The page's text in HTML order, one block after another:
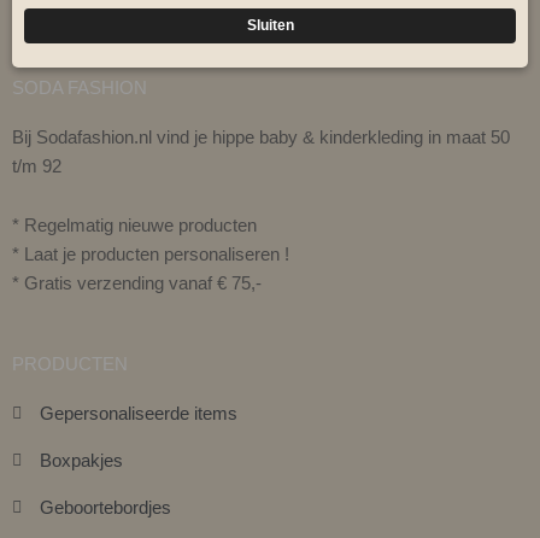
SODA FASHION
Bij Sodafashion.nl vind je hippe baby & kinderkleding in maat 50
t/m 92
* Regelmatig nieuwe producten
* Laat je producten personaliseren !
* Gratis verzending vanaf € 75,-
PRODUCTEN
Gepersonaliseerde items
Boxpakjes
Geboortebordjes